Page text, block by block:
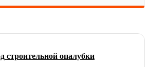
строительной опалубки